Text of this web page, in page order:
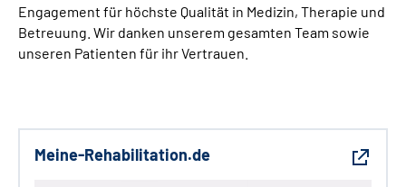
Engagement für höchste Qualität in Medizin, Therapie und
Betreuung. Wir danken unserem gesamten Team sowie
unseren Patienten für ihr Vertrauen.
Meine-Rehabilitation.de